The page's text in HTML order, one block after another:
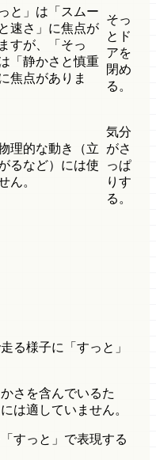
っと」は「スムー
速さ」に焦点が
すが、「そっ
「静かさと慎重
焦点がありま
そっ
とド
アを
閉め
る。
理的な動き（立
るなど）には使
ん。
気分
がさ
っぱ
りす
る。
る様子に「すっと」
さを含んでいるた
は適していません。
すっと」で表現する